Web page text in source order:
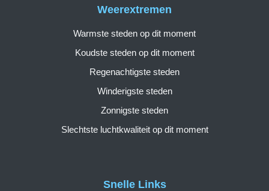
Snelle Links
Weerextremen
Warmste steden op dit moment
Koudste steden op dit moment
Regenachtigste steden
Winderigste steden
Zonnigste steden
Slechtste luchtkwaliteit op dit moment